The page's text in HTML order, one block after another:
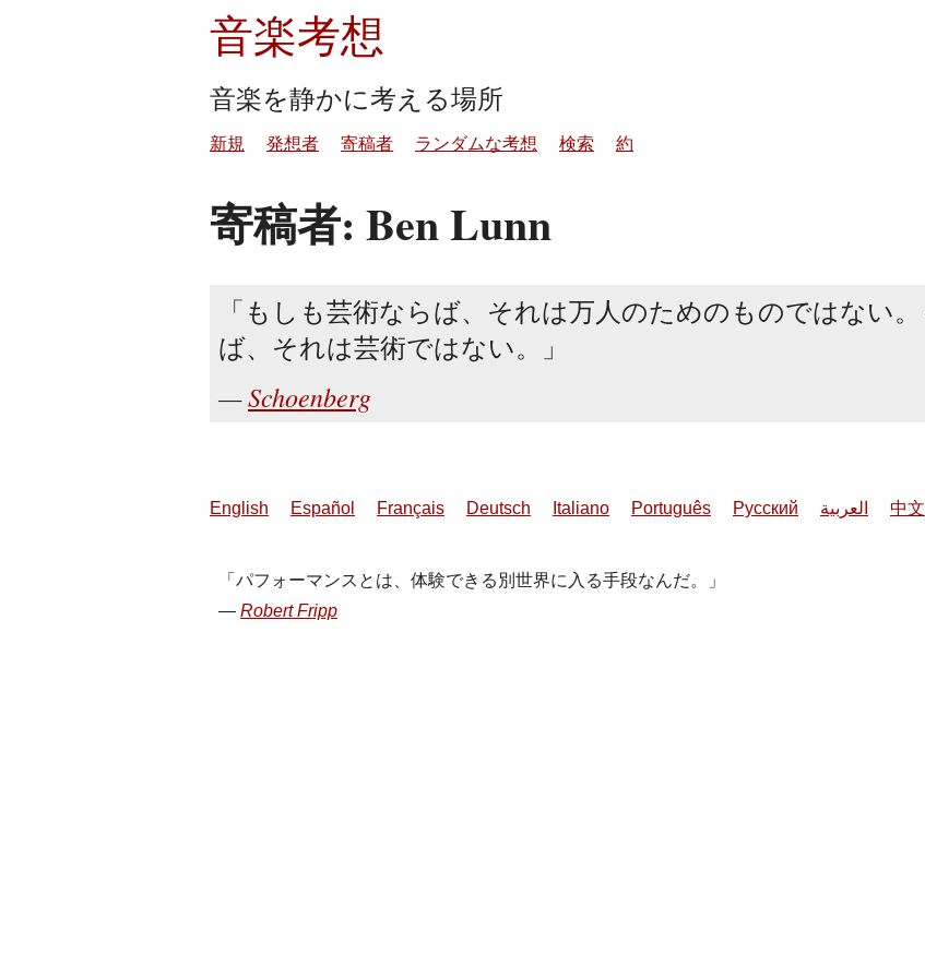
音楽考想
音楽を静かに考える場所
新規 発想者 寄稿者 ランダムな考想 検索 約
寄稿者: Ben Lunn
もしも芸術ならば、それは万人のためのものではない
ば、それは芸術ではない。
Schoenberg
English Español Français Deutsch Italiano Português Русский العربية 中文
パフォーマンスとは、体験できる別世界に入る手段なんだ。
Robert Fripp